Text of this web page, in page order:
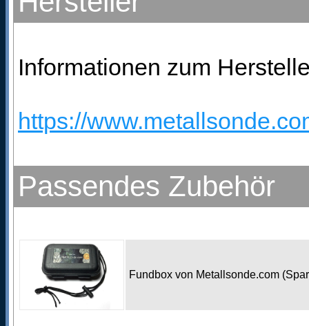
Informationen zum
https://
Passendes Zubehör
Fundbox von Metallsonde.com